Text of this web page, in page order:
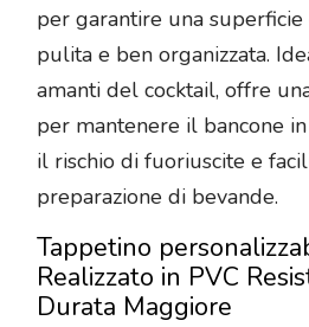
per garantire una
pulita e ben organizzata.
amanti del cocktail, offre
per mantenere il bancone
il rischio di fuoriuscite e
preparazione di bevande.
Tappetino
Realizzato in PVC
Durata Maggiore